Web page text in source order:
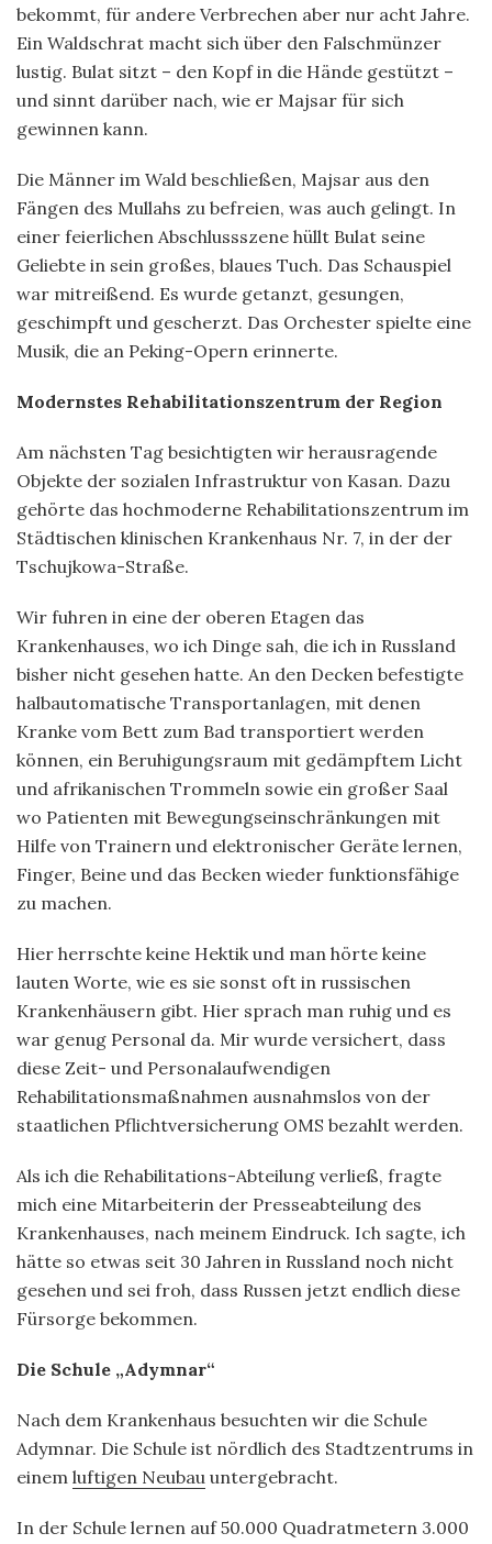
bekommt, für andere Verbrechen aber nur acht Jahre.
Ein Waldschrat macht sich über den Falschmünzer
lustig. Bulat sitzt – den Kopf in die Hände gestützt –
und sinnt darüber nach, wie er Majsar für sich
gewinnen kann.
Die Männer im Wald beschließen, Majsar aus den
Fängen des Mullahs zu befreien, was auch gelingt. In
einer feierlichen Abschlussszene hüllt Bulat seine
Geliebte in sein großes, blaues Tuch. Das Schauspiel
war mitreißend. Es wurde getanzt, gesungen,
geschimpft und gescherzt. Das Orchester spielte eine
Musik, die an Peking-Opern erinnerte.
Modernstes Rehabilitationszentrum der Region
Am nächsten Tag besichtigten wir herausragende
Objekte der sozialen Infrastruktur von Kasan. Dazu
gehörte das hochmoderne Rehabilitationszentrum im
Städtischen klinischen Krankenhaus Nr. 7, in der der
Tschujkowa-Straße.
Wir fuhren in eine der oberen Etagen das
Krankenhauses, wo ich Dinge sah, die ich in Russland
bisher nicht gesehen hatte. An den Decken befestigte
halbautomatische Transportanlagen, mit denen
Kranke vom Bett zum Bad transportiert werden
können, ein Beruhigungsraum mit gedämpftem Licht
und afrikanischen Trommeln sowie ein großer Saal
wo Patienten mit Bewegungseinschränkungen mit
Hilfe von Trainern und elektronischer Geräte lernen,
Finger, Beine und das Becken wieder funktionsfähige
zu machen.
Hier herrschte keine Hektik und man hörte keine
lauten Worte, wie es sie sonst oft in russischen
Krankenhäusern gibt. Hier sprach man ruhig und es
war genug Personal da. Mir wurde versichert, dass
diese Zeit- und Personalaufwendigen
Rehabilitationsmaßnahmen ausnahmslos von der
staatlichen Pflichtversicherung OMS bezahlt werden.
Als ich die Rehabilitations-Abteilung verließ, fragte
mich eine Mitarbeiterin der Presseabteilung des
Krankenhauses, nach meinem Eindruck. Ich sagte, ich
hätte so etwas seit 30 Jahren in Russland noch nicht
gesehen und sei froh, dass Russen jetzt endlich diese
Fürsorge bekommen.
Die Schule „Adymnar“
Nach dem Krankenhaus besuchten wir die Schule
Adymnar. Die Schule ist nördlich des Stadtzentrums in
einem luftigen Neubau untergebracht.
In der Schule lernen auf 50.000 Quadratmetern 3.000